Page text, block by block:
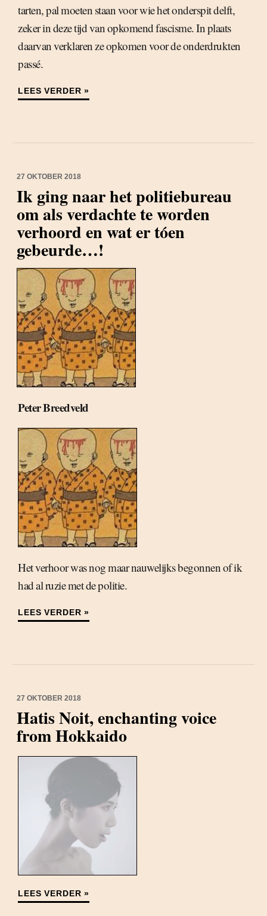
tarten, pal moeten staan voor wie het onderspit delft,
zeker in deze tijd van opkomend fascisme. In plaats
daarvan verklaren ze opkomen voor de onderdrukten
passé.
LEES VERDER »
27 OKTOBER 2018
Ik ging naar het politiebureau
om als verdachte te worden
verhoord en wat er tóen
gebeurde…!
Peter Breedveld
Het verhoor was nog maar nauwelijks begonnen of ik
had al ruzie met de politie.
LEES VERDER »
27 OKTOBER 2018
Hatis Noit, enchanting voice
from Hokkaido
LEES VERDER »